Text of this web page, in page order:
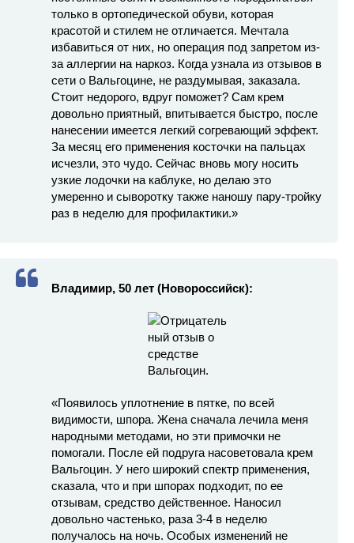
только в ортопедической обуви, которая
красотой и стилем не отличается. Мечтала
избавиться от них, но операция под запретом из-
за аллергии на наркоз. Когда узнала из отзывов в
сети о Вальгоцине, не раздумывая, заказала.
Стоит недорого, вдруг поможет? Сам крем
довольно приятный, впитывается быстро, после
нанесении имеется легкий согревающий эффект.
За месяц его применения косточки на пальцах
исчезли, это чудо. Сейчас вновь могу носить
узкие лодочки на каблуке, но делаю это
умеренно и сыворотку также наношу пару-тройку
раз в неделю для профилактики.»
Владимир, 50 лет (Новороссийск):
«Появилось уплотнение в пятке, по всей
видимости, шпора. Жена сначала лечила меня
народными методами, но эти примочки не
помогали. После ей подруга насоветовала крем
Вальгоцин. У него широкий спектр применения,
сказала, что и при шпорах подходит, по ее
отзывам, средство действенное. Наносил
довольно частенько, раза 3-4 в неделю
получалось на ночь. Особых изменений не